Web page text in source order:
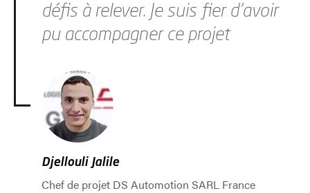
défis à relever. Je suis fier d'avoir
pu accompagner ce projet
Djellouli Jalile
Chef de projet DS Automotion SARL France